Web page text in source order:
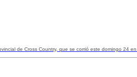
de Cross Country, que se corrió este domingo 24